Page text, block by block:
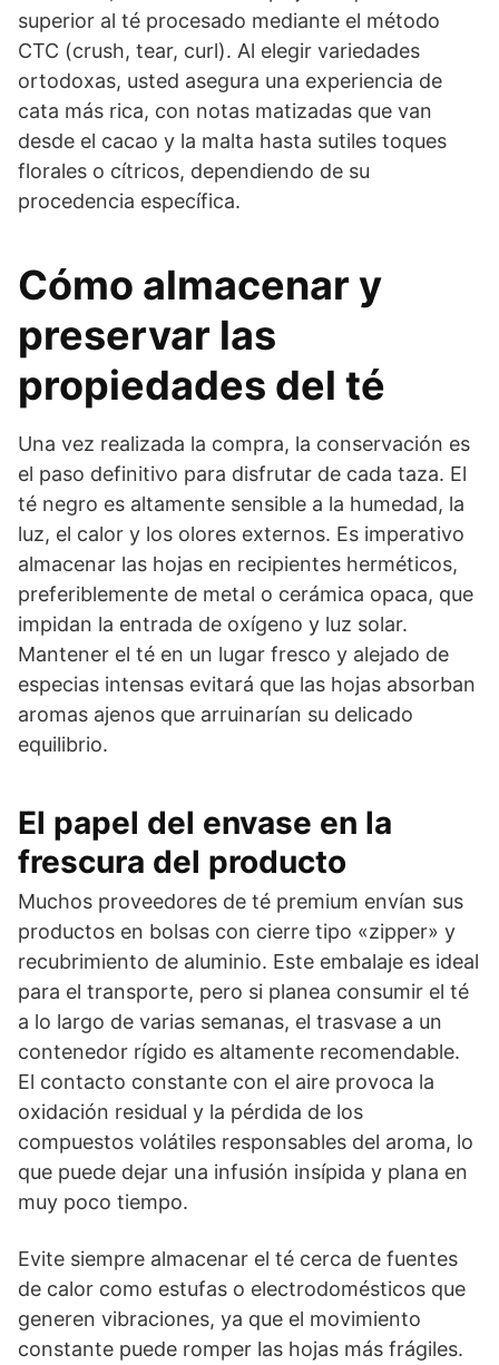
superior al té procesado mediante el método
CTC (crush, tear, curl). Al elegir variedades
ortodoxas, usted asegura una experiencia de
cata más rica, con notas matizadas que van
desde el cacao y la malta hasta sutiles toques
florales o cítricos, dependiendo de su
procedencia específica.
Cómo almacenar y
preservar las
propiedades del té
Una vez realizada la compra, la conservación es
el paso definitivo para disfrutar de cada taza. El
té negro es altamente sensible a la humedad, la
luz, el calor y los olores externos. Es imperativo
almacenar las hojas en recipientes herméticos,
preferiblemente de metal o cerámica opaca, que
impidan la entrada de oxígeno y luz solar.
Mantener el té en un lugar fresco y alejado de
especias intensas evitará que las hojas absorban
aromas ajenos que arruinarían su delicado
equilibrio.
El papel del envase en la
frescura del producto
Muchos proveedores de té premium envían sus
productos en bolsas con cierre tipo «zipper» y
recubrimiento de aluminio. Este embalaje es ideal
para el transporte, pero si planea consumir el té
a lo largo de varias semanas, el trasvase a un
contenedor rígido es altamente recomendable.
El contacto constante con el aire provoca la
oxidación residual y la pérdida de los
compuestos volátiles responsables del aroma, lo
que puede dejar una infusión insípida y plana en
muy poco tiempo.
Evite siempre almacenar el té cerca de fuentes
de calor como estufas o electrodomésticos que
generen vibraciones, ya que el movimiento
constante puede romper las hojas más frágiles.